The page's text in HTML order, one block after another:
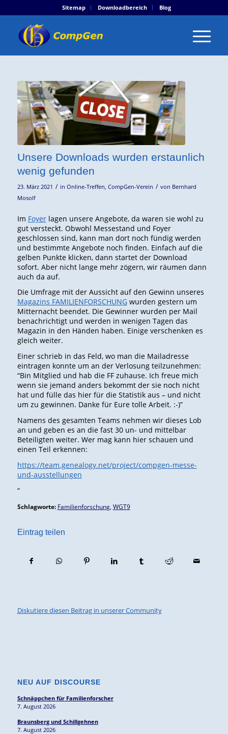
Sitemap Downloadbereich Blog
Unsere Downloads wurden erstaunlich
wenig gefunden
23. März 2021 / in Online-Treffen CompGen-Verein / von Bernhard
Mosolf
Im Foyerlagen unsere Angebote, da waren sie wohl zu
gut versteckt. Obwohl Messestand und Foyer
geschlossen sind, kann man dort noch fündig werden
und bestimmte Angebote noch finden. Einfach auf die
gelben Punkte klicken, dann startet der Download
sofort. Aber nicht lange mehr zögern, wir räumen dann
auch da auf.
Die Umfrage mit der Aussicht auf den Gewinn unseres
Magazins FAMILIENFORSCHUNGwurden gestern um
Mitternacht beendet. Die Gewinner wurden per Mail
benachrichtigt und werden in wenigen Tagen das
Magazin in den Händen haben. Einige verschenken es
gleich weiter.
Einer schrieb in das Feld, wo man die Mailadresse
eintragen konnte um an der Verlosung teilzunehmen:
“Bin Mitglied und hab die FF zuhause. Ich freue mich
wenn sie jemand anders bekommt der sie noch nicht
hat und fülle das hier für die Statistik aus – und nicht
um zu gewinnen. Danke für Eure tolle Arbeit. :-)”
Namens des gesamten Teams nehmen wir dieses Lob
an und geben es an die fast 30 un- und mittelbar
Beteiligten weiter. Wer mag kann hier schauen und
einen Teil erkennen:
https://team.genealogy.net/project/compgen-messe-
und-ausstellungen
“
Schlagworte: Familienforschung, WGT9
Eintrag teilen
Diskutiere diesen Beitrag in unserer Community
NEU AUF DISCOURSE
Schnäppchen für Familienforscher
7. August 2026
Braunsberg und Schillgehnen
7. August 2026